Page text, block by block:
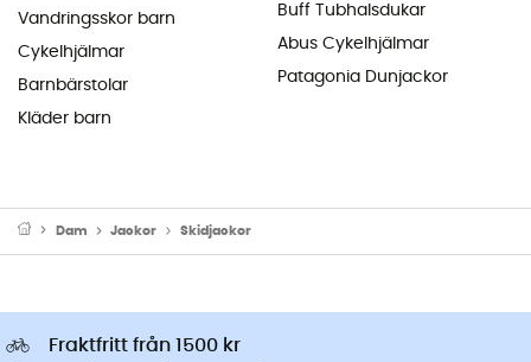
Vandringsskor barn
Cykelhjälmar
Barnbärstolar
Kläder barn
Buff Tubhalsdukar
Abus Cykelhjälmar
Patagonia Dunjackor
Dam Jackor Skidjackor
Fraktfritt från 1500 kr